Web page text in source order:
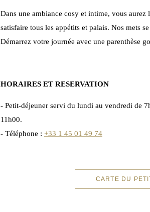
Dans une ambiance cosy et intime, vous
satisfaire tous les appétits et palais. Nos mets
Démarrez votre journée avec une parenthèse
HORAIRES ET RESERVATION
- Petit-déjeuner servi du lundi au vendredi de
11h00.
- Téléphone : +33 1 45 01 49 74
CARTE DU